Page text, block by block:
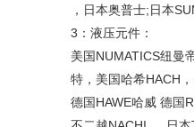
，日本奥普士;日本
3 ：液压元件：
美国NUMATICS纽曼
特，美国哈希HACH
德国HAWE哈威 德国